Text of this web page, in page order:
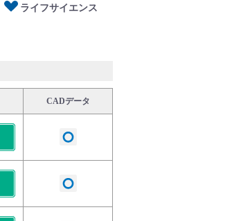
ライフサイエンス
CADデータ